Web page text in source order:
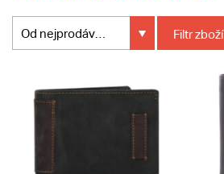
Filtrzboží